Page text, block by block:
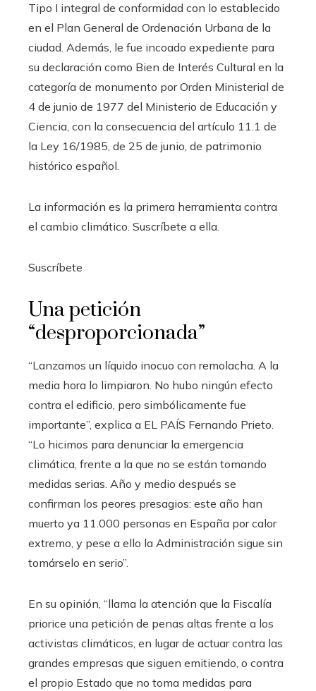
Tipo I integral de conformidad con lo establecido
en el Plan General de Ordenación Urbana de la
ciudad. Además, le fue incoado expediente para
su declaración como Bien de Interés Cultural en la
categoría de monumento por Orden Ministerial de
4 de junio de 1977 del Ministerio de Educación y
Ciencia, con la consecuencia del artículo 11.1 de
la Ley 16/1985, de 25 de junio, de patrimonio
histórico español.
La información es la primera herramienta contra
el cambio climático. Suscríbete a ella.
Suscríbete
Una petición
“desproporcionada”
“Lanzamos un líquido inocuo con remolacha. A la
media hora lo limpiaron. No hubo ningún efecto
contra el edificio, pero simbólicamente fue
importante”, explica a EL PAÍS Fernando Prieto.
“Lo hicimos para denunciar la emergencia
climática, frente a la que no se están tomando
medidas serias. Año y medio después se
confirman los peores presagios: este año han
muerto ya 11.000 personas en España por calor
extremo, y pese a ello la Administración sigue sin
tomárselo en serio”.
En su opinión, “llama la atención que la Fiscalía
priorice una petición de penas altas frente a los
activistas climáticos, en lugar de actuar contra las
grandes empresas que siguen emitiendo, o contra
el propio Estado que no toma medidas para